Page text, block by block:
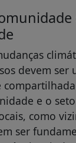
devem ser
e o
como
ser